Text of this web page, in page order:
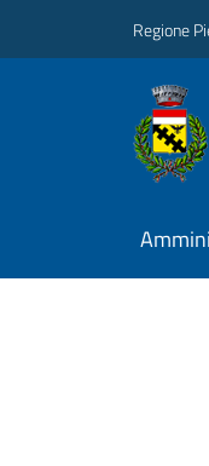
Regione